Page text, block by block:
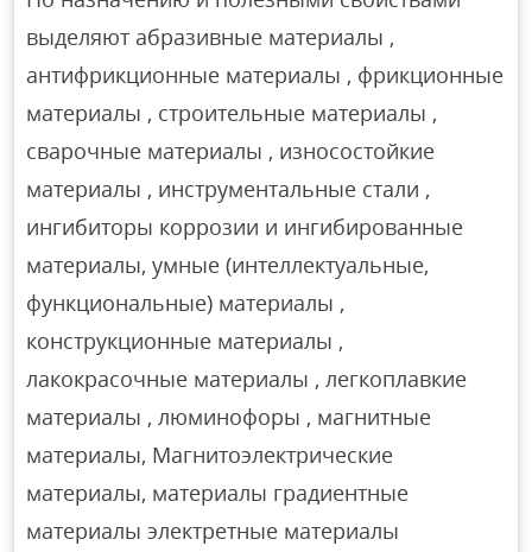
выделяют абразивные материалы ,
антифрикционные материалы , фрикционные
материалы , строительные материалы ,
сварочные материалы , износостойкие
материалы , инструментальные стали ,
ингибиторы коррозии и ингибированные
материалы, умные (интеллектуальные,
функциональные) материалы ,
конструкционные материалы ,
лакокрасочные материалы , легкоплавкие
материалы , люминофоры , магнитные
материалы, Магнитоэлектрические
материалы, материалы градиентные
материалы электретные материалы